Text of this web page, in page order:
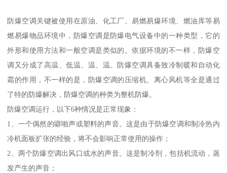
防爆空调关键被使用在原油、化工厂、易燃易爆环境、燃油库等易
燃易爆物品环境中，防爆空调是防爆电气设备中的一种类型，它的
外形和使用方法和一般空调是类似的。依据环境的不一样，防爆空
调又分成了高温、低温、温、温。防爆空调具备致冷制暖和自动化
霜的作用，不一样的是，防爆空调的压缩机、离心风机等全是通过
了特的防爆解决，防爆空调的种类为整机防爆。
防爆空调运行，以下6种情况是正常现象：
1、一个偶然的噼啪声或塑料的声音。这是由于防爆空调和制冷热内
冷机面板扩张的经验，将不会影响正常使用的操作；
2、两个防爆空调出风口或水的声音。这是制冷剂，包括机流动，蒸
发产生的声音；